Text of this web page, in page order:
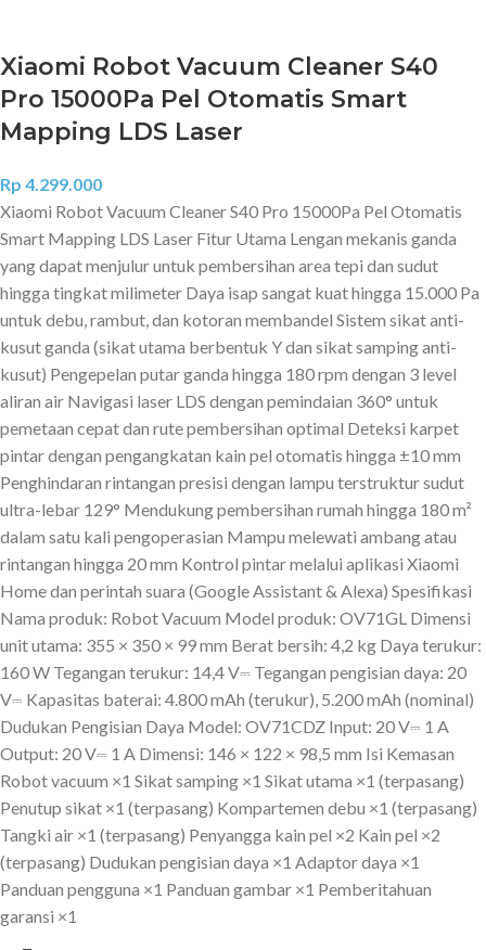
Xiaomi Robot Vacuum Cleaner S40
Pro 15000Pa Pel Otomatis Smart
Mapping LDS Laser
Rp 4.299.000
Xiaomi Robot Vacuum Cleaner S40 Pro 15000Pa Pel Otomatis
Smart Mapping LDS Laser Fitur Utama Lengan mekanis ganda
yang dapat menjulur untuk pembersihan area tepi dan sudut
hingga tingkat milimeter Daya isap sangat kuat hingga 15.000 Pa
untuk debu, rambut, dan kotoran membandel Sistem sikat anti-
kusut ganda (sikat utama berbentuk Y dan sikat samping anti-
kusut) Pengepelan putar ganda hingga 180 rpm dengan 3 level
aliran air Navigasi laser LDS dengan pemindaian 360° untuk
pemetaan cepat dan rute pembersihan optimal Deteksi karpet
pintar dengan pengangkatan kain pel otomatis hingga ±10 mm
Penghindaran rintangan presisi dengan lampu terstruktur sudut
ultra-lebar 129° Mendukung pembersihan rumah hingga 180 m²
dalam satu kali pengoperasian Mampu melewati ambang atau
rintangan hingga 20 mm Kontrol pintar melalui aplikasi Xiaomi
Home dan perintah suara (Google Assistant & Alexa) Spesifikasi
Nama produk: Robot Vacuum Model produk: OV71GL Dimensi
unit utama: 355 × 350 × 99 mm Berat bersih: 4,2 kg Daya terukur:
160 W Tegangan terukur: 14,4 V⎓ Tegangan pengisian daya: 20
V⎓ Kapasitas baterai: 4.800 mAh (terukur), 5.200 mAh (nominal)
Dudukan Pengisian Daya Model: OV71CDZ Input: 20 V⎓ 1 A
Output: 20 V⎓ 1 A Dimensi: 146 × 122 × 98,5 mm Isi Kemasan
Robot vacuum ×1 Sikat samping ×1 Sikat utama ×1 (terpasang)
Penutup sikat ×1 (terpasang) Kompartemen debu ×1 (terpasang)
Tangki air ×1 (terpasang) Penyangga kain pel ×2 Kain pel ×2
(terpasang) Dudukan pengisian daya ×1 Adaptor daya ×1
Panduan pengguna ×1 Panduan gambar ×1 Pemberitahuan
garansi ×1